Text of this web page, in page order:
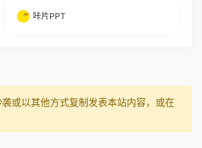
咔片PPT
或以其他方式复制发表本站内容，或在